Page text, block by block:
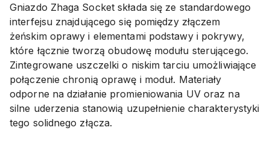
Gniazdo Zhaga Socket składa się ze standardowego
interfejsu znajdującego się pomiędzy złączem
żeńskim oprawy i elementami podstawy i pokrywy,
które łącznie tworzą obudowę modułu sterującego.
Zintegrowane uszczelki o niskim tarciu umożliwiające
połączenie chronią oprawę i moduł. Materiały
odporne na działanie promieniowania UV oraz na
silne uderzenia stanowią uzupełnienie charakterystyki
tego solidnego złącza.